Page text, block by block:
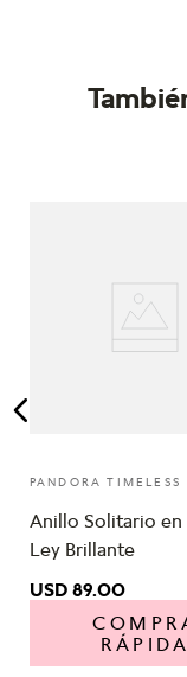
PANDORA TIMELESS
Anillo Solitario en
Ley Brillante
USD 89.00
RÁPIDA